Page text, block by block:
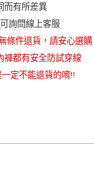
而有所差異
詢問線上客服
條件退貨，請安心選購
褲都有安全防試穿線
定不能退貨的唷!!